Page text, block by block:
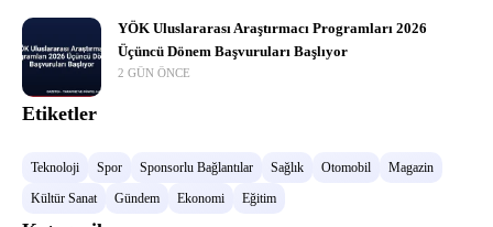
YÖK Uluslararası Araştırmacı Programları 2026
Üçüncü Dönem Başvuruları Başlıyor
2 GÜN ÖNCE
Etiketler
Teknoloji Spor Sponsorlu Bağlantılar Sağlık Otomobil
Magazin
Kültür Sanat
Gündem Ekonomi Eğitim